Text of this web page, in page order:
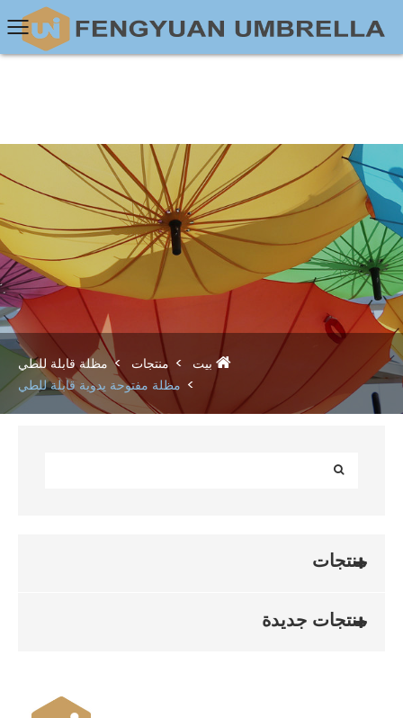
بيت منتجات
مظلة قابلة للطي
مظلة مفتوحة يدوية قابلة للطي
منتجات
منتجات جديدة